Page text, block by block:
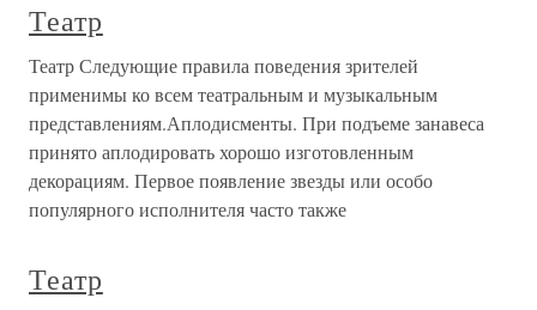
Театр
Театр Следующие правила поведения зрителей
применимы ко всем театральным и музыкальным
представлениям.Аплодисменты. При подъеме занавеса
принято аплодировать хорошо изготовленным
декорациям. Первое появление звезды или особо
популярного исполнителя часто также
Театр